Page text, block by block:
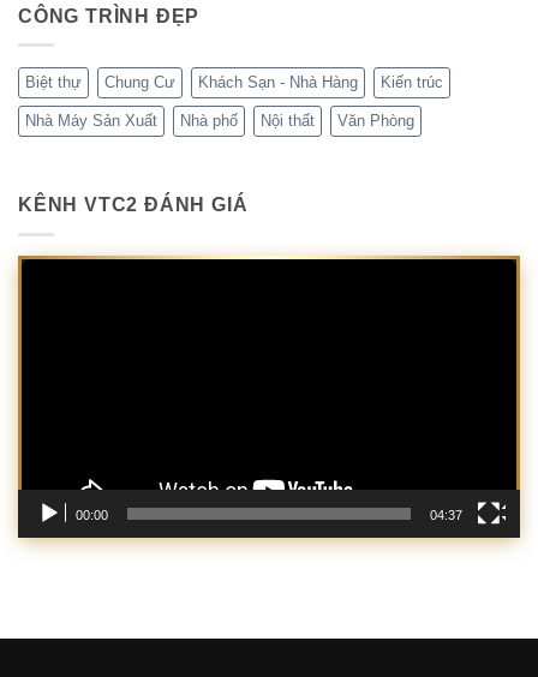
CÔNG TRÌNH ĐẸP
Biệt thự Chung Cư Khách Sạn - Nhà Hàng Kiến trúc
Nhà Máy Sản Xuất Nhà phố Nội thất Văn Phòng
KÊNH VTC2 ĐÁNH GIÁ
Trình
00:00 04:37